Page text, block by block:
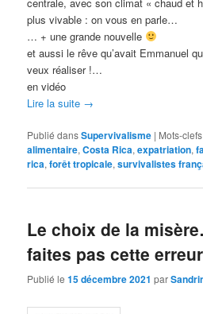
plus vivable : on vous en parle…
… + une grande nouvelle
et aussi le rêve qu’avait Emmanuel
veux réaliser !…
en vidéo
Lire la suite →
Publié dansSupervivalisme | Mots-
alimentaire,Costa Rica,expatriation,
rica,forêt tropicale,survivalistes
Le choix de la
faites pas cette
Publié le15 décembre 2021 par